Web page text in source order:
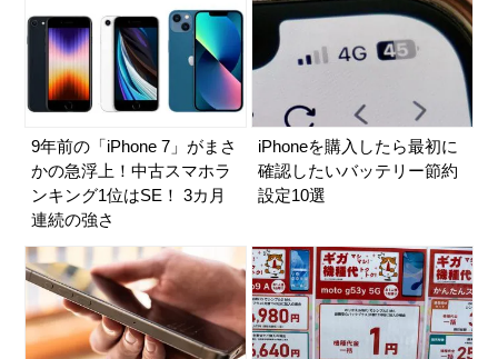
9年前の「iPhone 7」がまさ
かの急浮上！中古スマホラ
ンキング1位はSE！ 3カ月
連続の強さ
iPhoneを購入したら最初に
確認したいバッテリー節約
設定10選